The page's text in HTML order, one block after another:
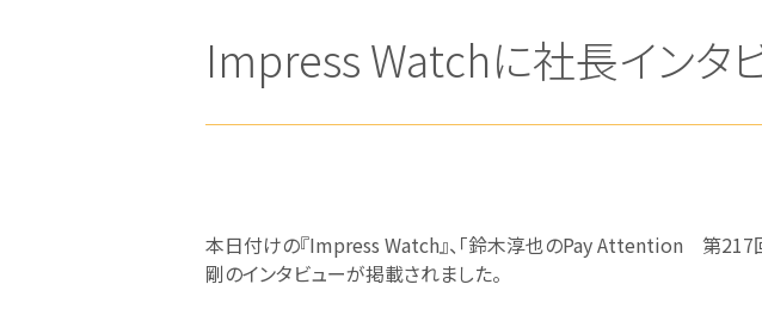
Impress Watchに社長インタ
本日付けの『Impress Watch』、「鈴木淳也のPay Attention 第217
剛のインタビューが掲載されました。